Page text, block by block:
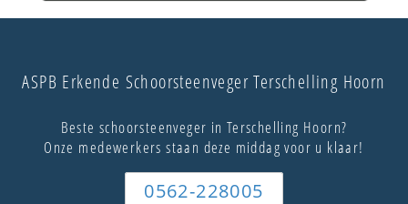
ASPB Erkende Schoorsteenveger Terschelling Hoorn
Beste schoorsteenveger in Terschelling Hoorn?
Onze medewerkers staan deze middag voor u klaar!
0562-228005